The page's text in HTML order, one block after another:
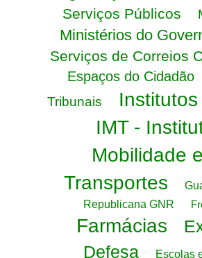
Serviços Públicos
Ministérios do
Serviços de Correios
Espaços do Cidadão
Tribunais
IMT -
Mobilidade
Transportes
Republicana GNR
Farmácias
Defesa
Escolas